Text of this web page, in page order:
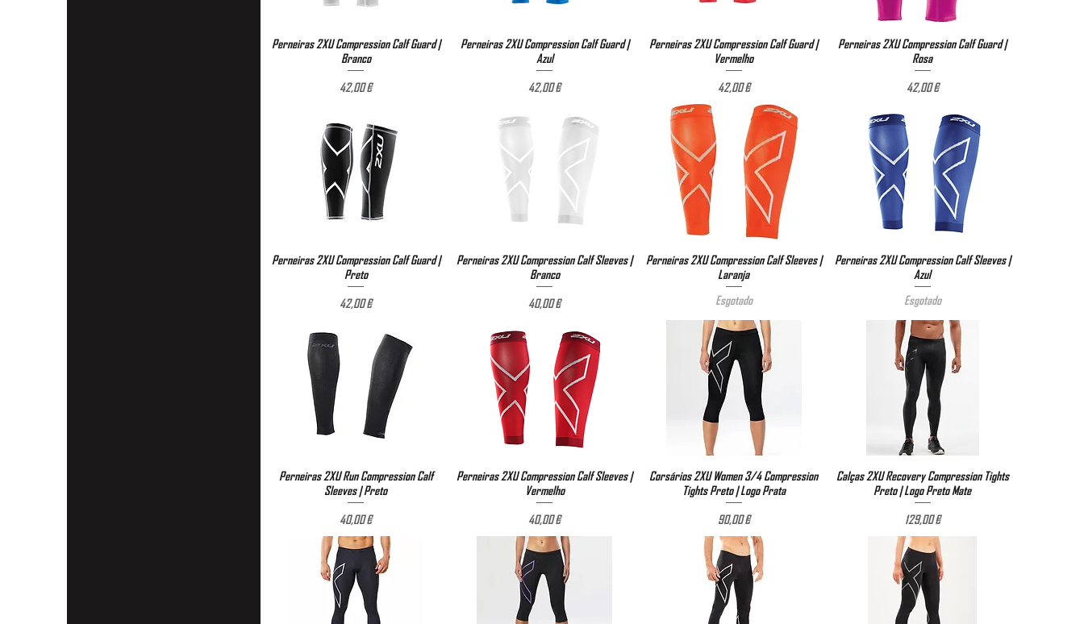
Visualização rápida
Perneiras 2XU Compression Calf Guard |
Branco
Preço
42,00 €
Visualização rápida
Perneiras 2XU Compression Calf Guard |
Azul
Preço
42,00 €
Visualização rápida
Perneiras 2XU Compression Calf Guard |
Vermelho
Preço
42,00 €
Visualização rápida
Perneiras 2XU Compression Calf Guard |
Rosa
Preço
42,00 €
Visualização rápida
Perneiras 2XU Compression Calf Guard |
Preto
Preço
42,00 €
Visualização rápida
Perneiras 2XU Compression Calf Sleeves |
Branco
Preço
40,00 €
Visualização rápida
Perneiras 2XU Compression Calf Sleeves |
Laranja
Esgotado
Visualização rápida
Perneiras 2XU Compression Calf Sleeves |
Azul
Esgotado
Visualização rápida
Perneiras 2XU Run Compression Calf
Sleeves | Preto
Preço
40,00 €
Visualização rápida
Perneiras 2XU Compression Calf Sleeves |
Vermelho
Preço
40,00 €
Visualização rápida
Corsários 2XU Women 3/4 Compression
Tights Preto | Logo Prata
Preço
90,00 €
Visualização rápida
Calças 2XU Recovery Compression Tights
Preto | Logo Preto Mate
Preço
129,00 €